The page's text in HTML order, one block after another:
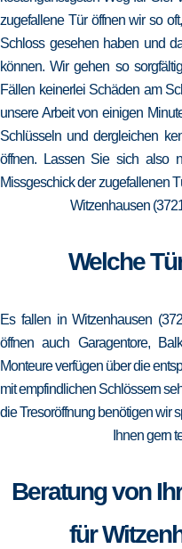
zugefallene Tür öffnen wir so
Schloss gesehen haben und
können. Wir gehen so
Fällen keinerlei Schäden am
unsere Arbeit von einigen
Schlüsseln und dergleichen
öffnen. Lassen Sie sich also
Missgeschick der zugefallenen
Witzenhausen
Welche
Es fallen in Witzenhausen
öffnen auch Garagentore,
Monteure verfügen über die
mit empfindlichen Schlössern
die Tresoröffnung benötigen wir
Ihnen gern
Beratung von
für